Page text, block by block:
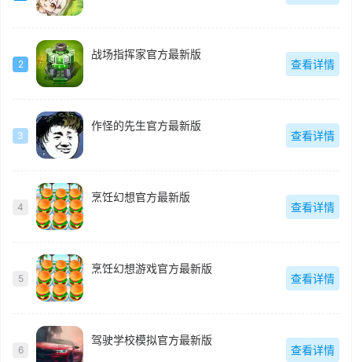
2
战场指挥家官方最新版
查看详情
3
作怪的先生官方最新版
查看详情
4
烹饪幻想官方最新版
查看详情
5
烹饪幻想游戏官方最新版
查看详情
6
驾驶学校模拟官方最新版
查看详情